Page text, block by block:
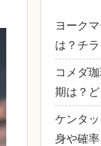
ヨーク
は？チ
コメダ
期は？ど
ケンタ
身や確率